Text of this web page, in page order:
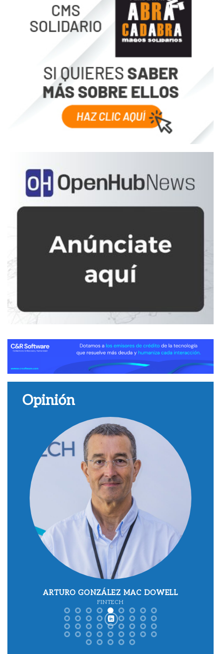
Opinión
RECAREDO VEREDAS
CREDIT & COLLECTIONS / LEGAL